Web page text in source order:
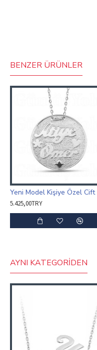
BENZER ÜRÜNLER
5.425,00TRY
AYNI KATEGORIDEN